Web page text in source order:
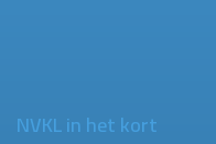
NVKL in het kort